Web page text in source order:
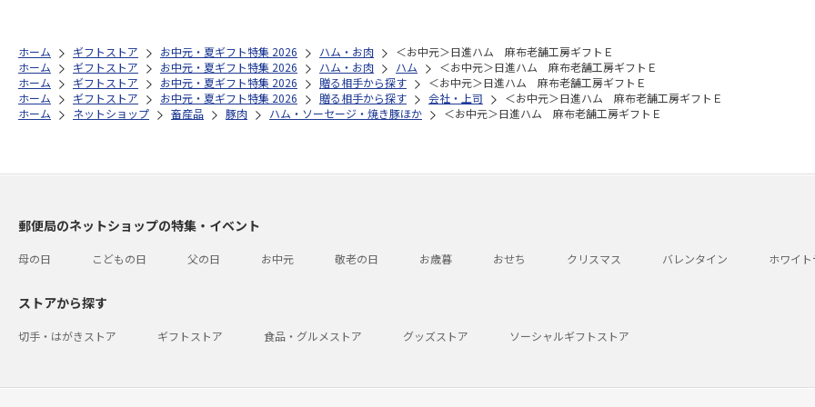
ホーム ギフトストア お中元・夏ギフト特集 2026 ハム・お肉
＜お中元＞日進ハム 麻布老舗工房ギフトＥ
ホーム
ギフトストア お中元・夏ギフト特集 2026 ハム・お肉 ハム
＜お中元＞日進ハム 麻布老舗工房ギフトＥ
ホーム
ギフトストア お中元・夏ギフト特集 2026 贈る相手から探す
＜お中元＞日進ハム 麻布老舗工房ギフトＥ
ホーム
ギフトストア お中元・夏ギフト特集 2026 贈る相手から探す 会社・上司
＜お中元＞日進ハム 麻布老舗工房ギフトＥ
ホーム
ネットショップ 畜産品 豚肉 ハム・ソーセージ・焼き豚ほか ＜お中元＞日進ハム 麻布老舗工房ギフトＥ
郵便局のネットショップの特集・イベント
母の日 こどもの日 父の日 お中元 敬老の日 お歳暮 おせち クリスマス バレンタイン ホワイ
ストアから探す
切手・はがきストア ギフトストア 食品・グルメストア グッズストア ソーシャルギフトストア